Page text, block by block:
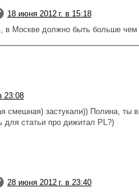
18 июня 2012 г. в 15:18
в Москве должно быть больше
23:08
смешная) застукали)) Полина, ты
для статьи про дижитал PL?)
28 июня 2012 г. в 23:40